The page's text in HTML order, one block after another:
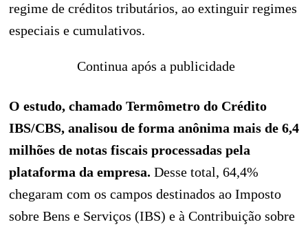
regime de créditos tributários, ao extinguir regimes
especiais e cumulativos.
Continua após a publicidade
O estudo, chamado Termômetro do Crédito
IBS/CBS, analisou de forma anônima mais de 6,4
milhões de notas fiscais processadas pela
plataforma da empresa. Desse total, 64,4%
chegaram com os campos destinados ao Imposto
sobre Bens e Serviços (IBS) e à Contribuição sobre